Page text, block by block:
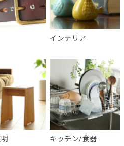
インテリア
キッチン/食器